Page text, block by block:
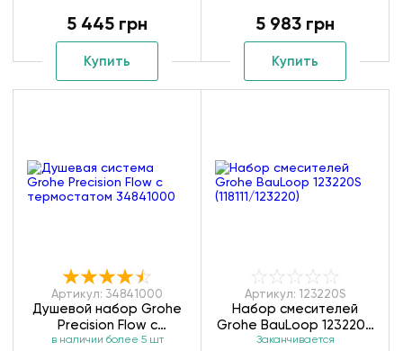
5 445 грн
Купить
5 983 грн
Купить
Артикул: 34841000
Душевой набор Grohe
Precision Flow с
термостатом 34841000
в наличии более 5 шт
Артикул: 123220S
Набор смесителей
Grohe BauLoop 123220S
(118111/123220)
Заканчивается